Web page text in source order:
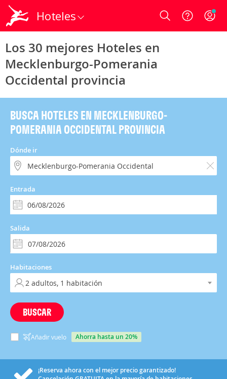
Hoteles Login
Los 30 mejores Hoteles en
Mecklenburgo-Pomerania
Occidental provincia
BUSCA HOTELES EN MECKLENBURGO-
POMERANIA OCCIDENTAL PROVINCIA
Dónde ir
Entrada
Salida
Habitaciones
BUSCAR
Añadir vuelo ahorra hasta un 20%
¡Reserva ahora con el mejor precio garantizado!